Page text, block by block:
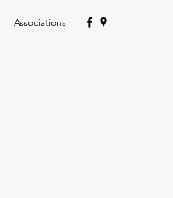
Associations